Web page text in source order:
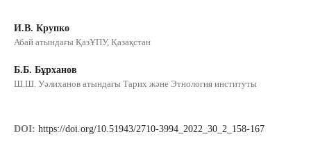
И.В. Крупко
Абай атындағы ҚазҰПУ, Қазақстан
Б.Б. Бұрханов
Ш.Ш. Уәлиханов атындағы Тарих және Этнология институты
DOI: https://doi.org/10.51943/2710-3994_2022_30_2_158-167